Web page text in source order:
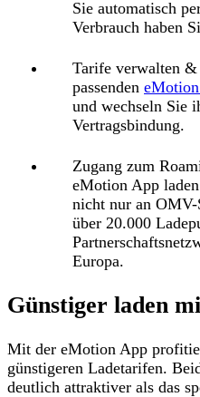
Sie automatisch
Verbrauch haben
Tarife verwalten &
passenden
und wechseln Sie
Vertragsbindung.
Zugang zum
eMotion App
nicht nur an OMV-
über 20.000
Europa.
Günstiger laden
Mit der eMotion App
günstigeren Ladetarifen.
deutlich attraktiver als das